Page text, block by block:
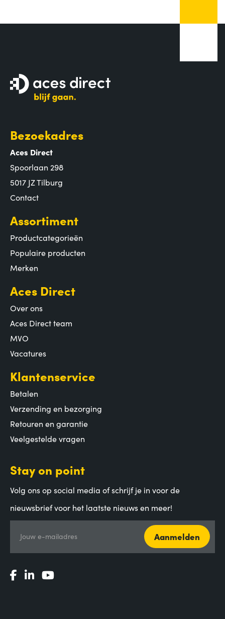
Bezoekadres
Aces Direct
Spoorlaan 298
5017 JZ Tilburg
Contact
Assortiment
Productcategorieën
Populaire producten
Merken
Aces Direct
Over ons
Aces Direct team
MVO
Vacatures
Klantenservice
Betalen
Verzending en bezorging
Retouren en garantie
Veelgestelde vragen
Stay on point
Volg ons op social media of schrijf je in voor de
nieuwsbrief voor het laatste nieuws en meer!
Jouw e-mailadres Aanmelden